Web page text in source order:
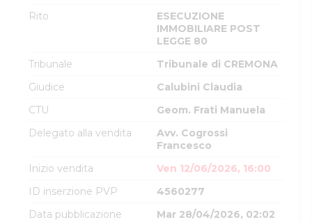
Rito
ESECUZIONE
IMMOBILIARE POST
LEGGE 80
Tribunale
Tribunale di CREMONA
Giudice
Calubini Claudia
CTU
Geom. Frati Manuela
Delegato alla vendita
Avv. Cogrossi
Francesco
Inizio vendita
Ven 12/06/2026, 16:00
ID inserzione PVP
4560277
Data pubblicazione
Mar 28/04/2026, 02:02